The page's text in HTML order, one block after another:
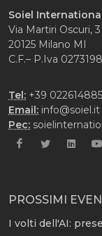
Soiel
Via Martiri Oscuri, 3
20125 Milano MI
C.F.– P.Iva
Tel: +39
Email: info@soiel.it
Pec:
PROSSIMI
I volti dell'AI: